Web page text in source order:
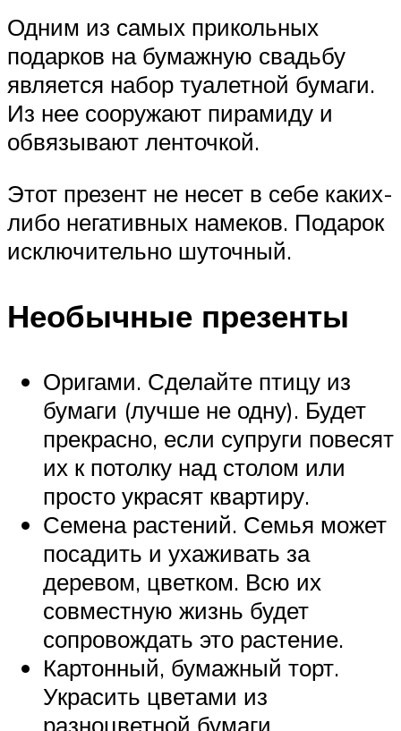
Одним из самых прикольных
подарков на бумажную свадьбу
является набор туалетной бумаги.
Из нее сооружают пирамиду и
обвязывают ленточкой.
Этот презент не несет в себе каких-
либо негативных намеков. Подарок
исключительно шуточный.
Необычные презенты
Оригами. Сделайте птицу из
бумаги (лучше не одну). Будет
прекрасно, если супруги повесят
их к потолку над столом или
просто украсят квартиру.
Семена растений. Семья может
посадить и ухаживать за
деревом, цветком. Всю их
совместную жизнь будет
сопровождать это растение.
Картонный, бумажный торт.
Украсить цветами из
разноцветной бумаги.